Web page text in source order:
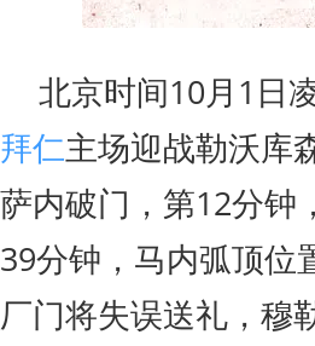
北京时间10月1日
拜仁主场迎战勒沃库
萨内破门，第12分钟
39分钟，马内弧顶位
厂门将失误送礼，穆